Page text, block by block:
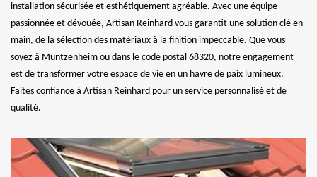
installation sécurisée et esthétiquement agréable. Avec une équipe
passionnée et dévouée, Artisan Reinhard vous garantit une solution clé en
main, de la sélection des matériaux à la finition impeccable. Que vous
soyez à Muntzenheim ou dans le code postal 68320, notre engagement
est de transformer votre espace de vie en un havre de paix lumineux.
Faites confiance à Artisan Reinhard pour un service personnalisé et de
qualité.